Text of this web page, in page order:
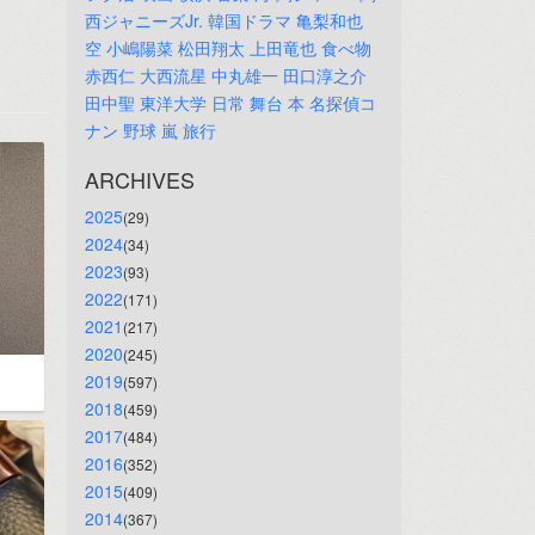
西ジャニーズJr. 韓国ドラマ 亀梨和也
空 小嶋陽菜 松田翔太 上田竜也 食べ物
赤西仁 大西流星 中丸雄一 田口淳之介
田中聖 東洋大学 日常 舞台 本 名探偵コ
ナン 野球 嵐 旅行
ARCHIVES
2025(29)
2024(34)
2023(93)
2022(171)
2021 (217)
2020(245)
2019(597)
2018(459)
2017(484)
2016(352)
2015(409)
2014(367)